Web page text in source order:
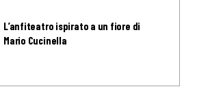
L’anfiteatro ispirato a un fiore di
Mario Cucinella